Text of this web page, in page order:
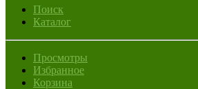
Поиск
Каталог
Просмотры
Избранное
Корзина